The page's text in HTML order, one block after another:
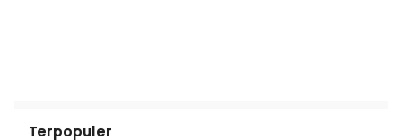
Terpopuler